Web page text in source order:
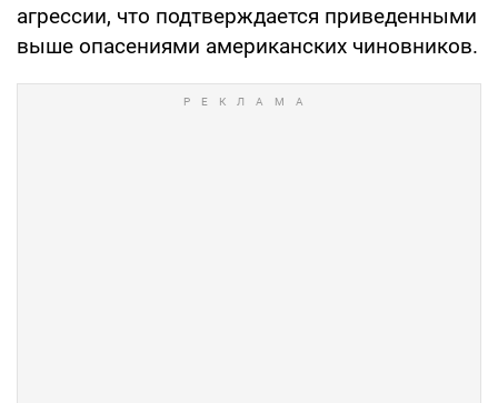
агрессии, что подтверждается приведенными
выше опасениями американских чиновников.